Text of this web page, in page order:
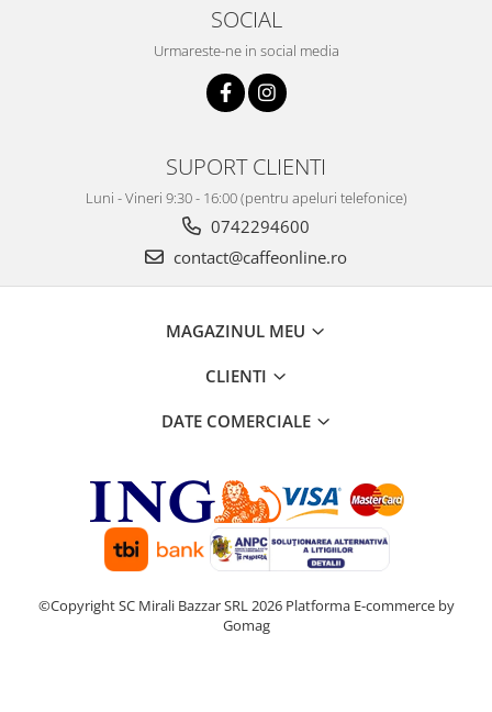
SOCIAL
Urmareste-ne in social media
SUPORT CLIENTI
Luni - Vineri 9:30 - 16:00 (pentru apeluri telefonice)
0742294600
contact@caffeonline.ro
MAGAZINUL MEU
CLIENTI
DATE COMERCIALE
©Copyright SC Mirali Bazzar SRL 2026 Platforma E-commerce by
Gomag